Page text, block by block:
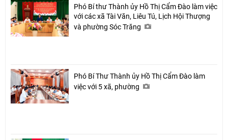
Phó Bí thư Thành ủy Hồ Thị Cẩm Đào làm việc
với các xã Tài Văn, Liêu Tú, Lịch Hội Thượng
và phường Sóc Trăng
Phó Bí Thư Thành ủy Hồ Thị Cẩm Đào làm
việc với 5 xã, phường